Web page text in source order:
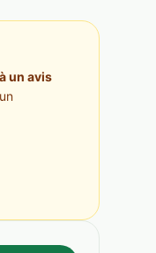
un avis